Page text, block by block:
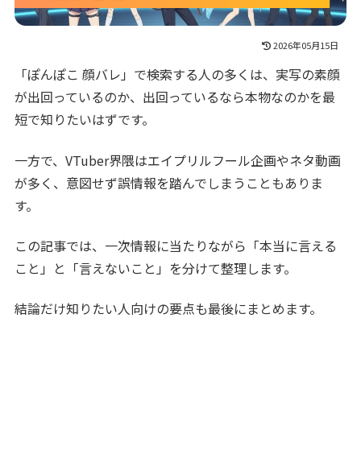
2026年05月15日
「ぽんぽこ 顔バレ」で検索する人の多くは、実写の素顔
が出回っているのか、出回っているなら本物なのかを最
短で知りたいはずです。
一方で、VTuber界隈はエイプリルフール企画やネタ動画
が多く、意図せず誤情報を踏んでしまうこともありま
す。
この記事では、一次情報に当たりながら「本当に言える
こと」と「言えないこと」を分けて整理します。
結論だけ知りたい人向けの要点も最後にまとめます。